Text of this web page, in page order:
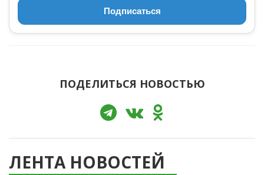
Подписаться
ПОДЕЛИТЬСЯ НОВОСТЬЮ
ЛЕНТА НОВОСТЕЙ